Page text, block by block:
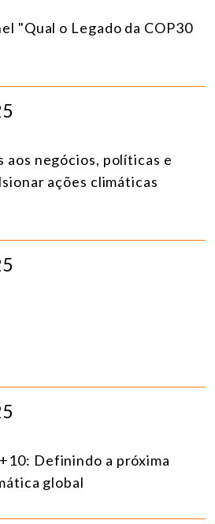
"Qual o Legado da COP30
aos negócios, políticas e
ações climáticas
Definindo a próxima
global